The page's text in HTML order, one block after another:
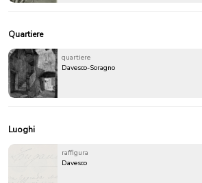
Quartiere
quartiere
Davesco-Soragno
Luoghi
raffigura
Davesco